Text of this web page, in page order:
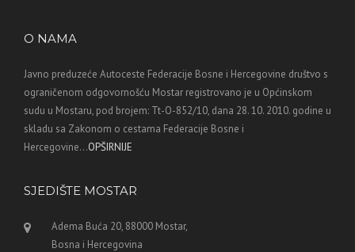
O NAMA
Javno preduzeće Autoceste Federacije Bosne i Hercegovine društvo s
ograničenom odgovornošću Mostar registrovano je u Općinskom
sudu u Mostaru, pod brojem: Tt-O-852/10, dana 28. 10. 2010. godine u
skladu sa Zakonom o cestama Federacije Bosne i
Hercegovine...OPŠIRNIJE
SJEDIŠTE MOSTAR
Adema Buća 20, 88000 Mostar,
Bosna i Hercegovina